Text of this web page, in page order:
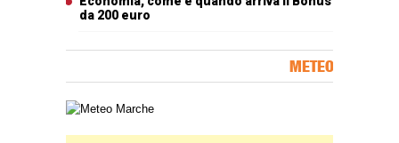
da 200 euro
METEO
Carta meteorologica delle Marche